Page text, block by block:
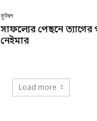
ফুটবল
সাফল্যের পেছনে ত্যাগের
নেইমার
Load more